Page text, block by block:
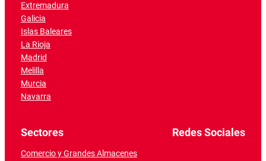
Extremadura
Galicia
Islas Baleares
La Rioja
Madrid
Melilla
Murcia
Navarra
Sectores
Comercio y Grandes Almacenes
Redes Sociales